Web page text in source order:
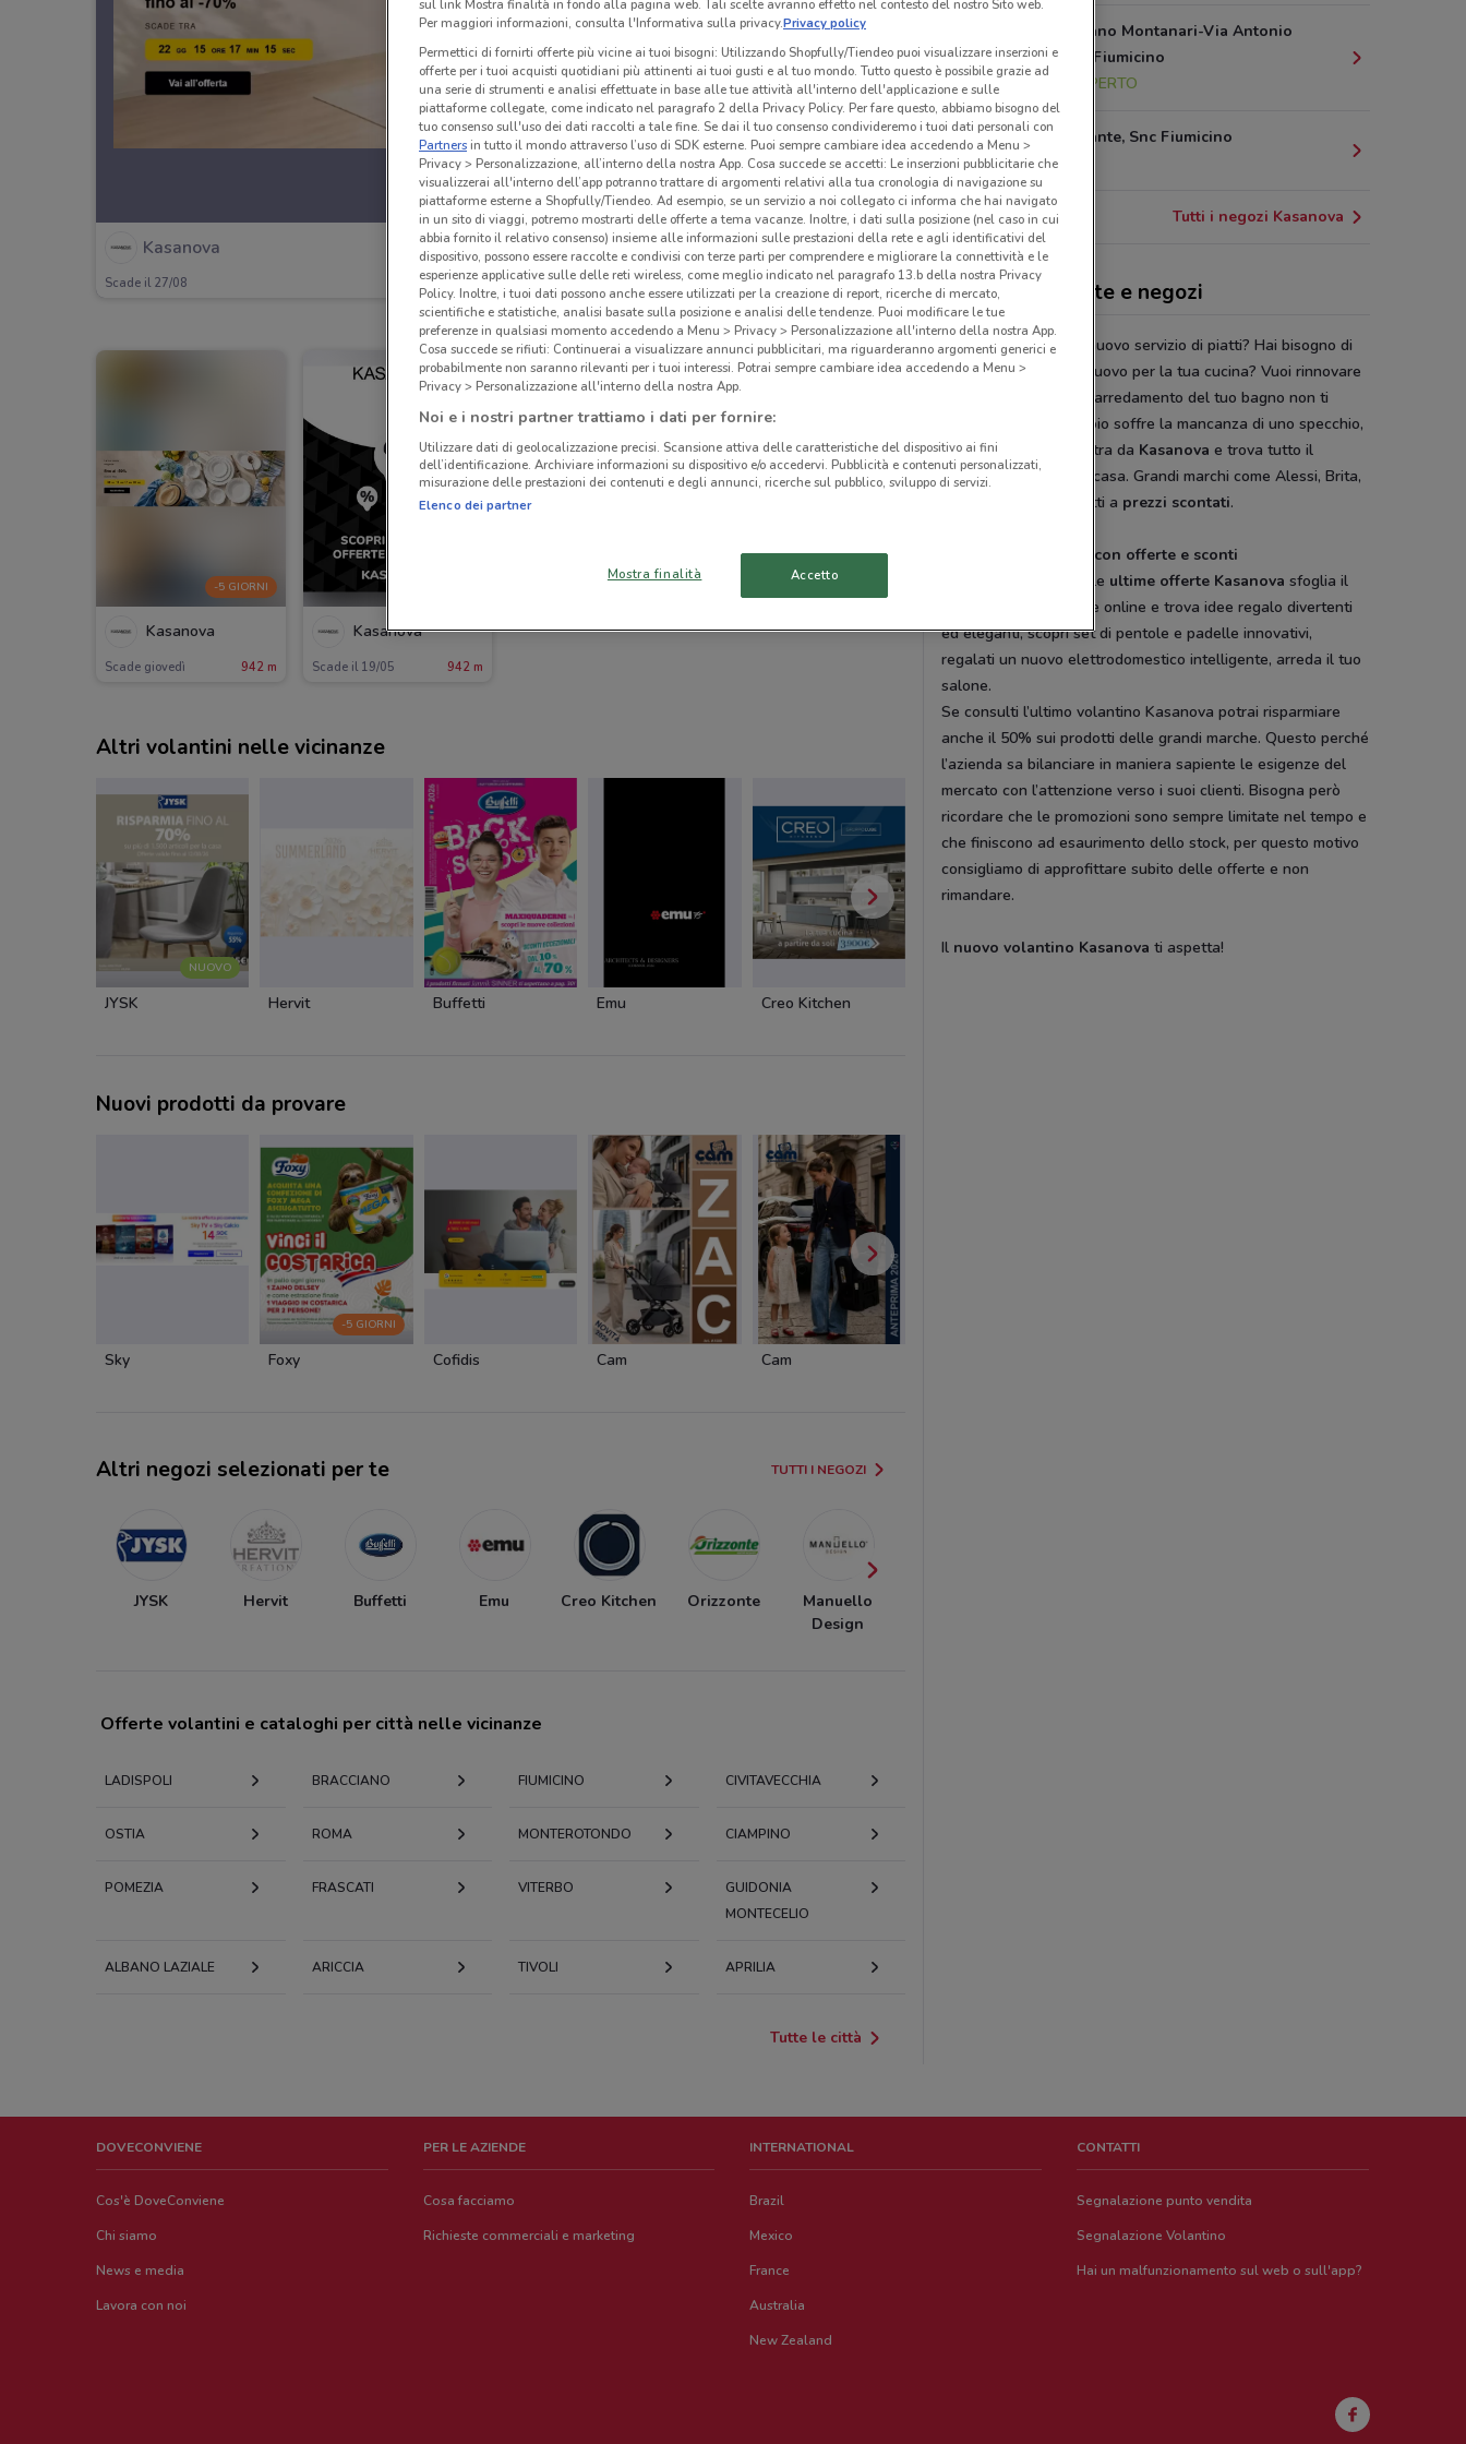
Kasanova
Scade il 27/08 942 m
-5 GIORNI
Kasanova
Scade giovedì 942 m
Kasanova
Scade il 19/05 942 m
Altri volantini nelle vicinanze
NUOVO
JYSK Hervit Buffetti Emu Creo Kitchen
Nuovi prodotti da provare
Sky
-5 GIORNI
Foxy Cofidis Cam Cam
Altri negozi selezionati per te TUTTI I NEGOZI
JYSK Hervit Buffetti Emu Creo Kitchen Orizzonte
Manuello
Design
Offerte volantini e cataloghi per città nelle vicinanze
LADISPOLI BRACCIANO FIUMICINO CIVITAVECCHIA
OSTIA ROMA MONTEROTONDO CIAMPINO
POMEZIA FRASCATI VITERBO
GUIDONIA
MONTECELIO
ALBANO LAZIALE ARICCIA TIVOLI APRILIA
Tutte le città
Via Geminiano Montanari-Via Antonio
Pacinotti, 4 Fiumicino
APERTO
Viale Bramante, Snc Fiumicino
25.6 km
Tutti i negozi Kasanova
Kasanova, offerte e negozi
Sei alla ricerca di un nuovo servizio di piatti? Hai bisogno di
un elettrodomestico nuovo per la tua cucina? Vuoi rinnovare
le lampade di casa? L’arredamento del tuo bagno non ti
soddisfa più? Il corridoio soffre la mancanza di uno specchio,
un bello specchio? Entra da Kasanova e trova tutto il
necessario per la tua casa. Grandi marchi come Alessi, Brita,
Bialetti e Foppapedretti a prezzi scontati.
Volantino Kasanova con offerte e sconti
Se sei alla ricerca delle ultime offerte Kasanova sfoglia il
volantino direttamente online e trova idee regalo divertenti
ed eleganti, scopri set di pentole e padelle innovativi,
regalati un nuovo elettrodomestico intelligente, arreda il tuo
salone.
Se consulti l’ultimo volantino Kasanova potrai risparmiare
anche il 50% sui prodotti delle grandi marche. Questo perché
l’azienda sa bilanciare in maniera sapiente le esigenze del
mercato con l’attenzione verso i suoi clienti. Bisogna però
ricordare che le promozioni sono sempre limitate nel tempo e
che finiscono ad esaurimento dello stock, per questo motivo
consigliamo di approfittare subito delle offerte e non
rimandare.
Il nuovo volantino Kasanova ti aspetta!
DOVECONVIENE
Cos'è DoveConviene
Chi siamo
News e media
Lavora con noi
PER LE AZIENDE
Cosa facciamo
Richieste commerciali e marketing
INTERNATIONAL
Brazil
Mexico
France
Australia
New Zealand
CONTATTI
Segnalazione punto vendita
Segnalazione Volantino
Hai un malfunzionamento sul web o sull'app?
sul link Mostra finalità in fondo alla pagina web. Tali scelte avranno effetto nel contesto del nostro Sito web.
Per maggiori informazioni, consulta l'Informativa sulla privacy.Privacy policy
Permettici di fornirti offerte più vicine ai tuoi bisogni: Utilizzando Shopfully/Tiendeo puoi visualizzare inserzioni e
offerte per i tuoi acquisti quotidiani più attinenti ai tuoi gusti e al tuo mondo. Tutto questo è possibile grazie ad
una serie di strumenti e analisi effettuate in base alle tue attività all'interno dell'applicazione e sulle
piattaforme collegate, come indicato nel paragrafo 2 della Privacy Policy. Per fare questo, abbiamo bisogno del
tuo consenso sull'uso dei dati raccolti a tale fine. Se dai il tuo consenso condivideremo i tuoi dati personali con
Partnersin tutto il mondo attraverso l’uso di SDK esterne. Puoi sempre cambiare idea accedendo a Menu >
Privacy > Personalizzazione, all’interno della nostra App. Cosa succede se accetti: Le inserzioni pubblicitarie che
visualizzerai all'interno dell’app potranno trattare di argomenti relativi alla tua cronologia di navigazione su
piattaforme esterne a Shopfully/Tiendeo. Ad esempio, se un servizio a noi collegato ci informa che hai navigato
in un sito di viaggi, potremo mostrarti delle offerte a tema vacanze. Inoltre, i dati sulla posizione (nel caso in cui
abbia fornito il relativo consenso) insieme alle informazioni sulle prestazioni della rete e agli identificativi del
dispositivo, possono essere raccolte e condivisi con terze parti per comprendere e migliorare la connettività e le
esperienze applicative sulle delle reti wireless, come meglio indicato nel paragrafo 13.b della nostra Privacy
Policy. Inoltre, i tuoi dati possono anche essere utilizzati per la creazione di report, ricerche di mercato,
scientifiche e statistiche, analisi basate sulla posizione e analisi delle tendenze. Puoi modificare le tue
preferenze in qualsiasi momento accedendo a Menu > Privacy > Personalizzazione all'interno della nostra App.
Cosa succede se rifiuti: Continuerai a visualizzare annunci pubblicitari, ma riguarderanno argomenti generici e
probabilmente non saranno rilevanti per i tuoi interessi. Potrai sempre cambiare idea accedendo a Menu >
Privacy > Personalizzazione all'interno della nostra App.
Noi e i nostri partner trattiamo i dati per fornire:
Utilizzare dati di geolocalizzazione precisi. Scansione attiva delle caratteristiche del dispositivo ai fini
dell’identificazione. Archiviare informazioni su dispositivo e/o accedervi. Pubblicità e contenuti personalizzati,
misurazione delle prestazioni dei contenuti e degli annunci, ricerche sul pubblico, sviluppo di servizi.
Elenco dei partner
Mostra finalità Accetto